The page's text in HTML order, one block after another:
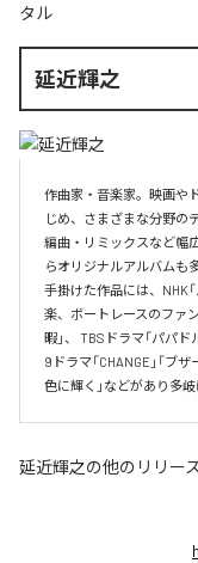
タル
延近輝之
作曲家・音楽家。映画や
じめ、さまざまな分野の
編曲・リミックスなど幅
らオリジナルアルバムも
手掛けた作品には、NHK
楽、ボートレースのファン
暇」、 TBSドラマ「パパ
9ドラマ「CHANGE」「ブ
色に輝く」などがあり多岐
延近輝之の他のリリー